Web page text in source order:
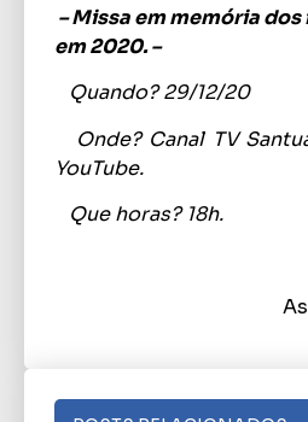
– Missa em memória
em 2020. –
Quando?29/12/20
Onde?Canal TV
YouTube.
Que horas?18h.